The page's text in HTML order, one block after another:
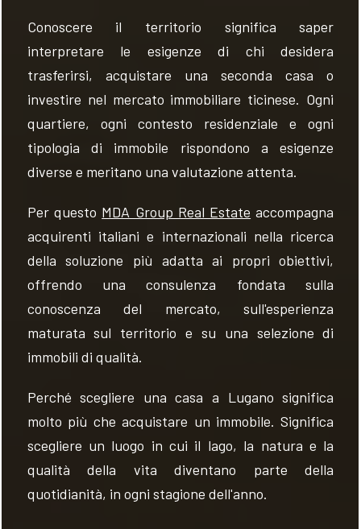
Conoscere il territorio significa saper
interpretare le esigenze di chi desidera
trasferirsi, acquistare una seconda casa o
investire nel mercato immobiliare ticinese. Ogni
quartiere, ogni contesto residenziale e ogni
tipologia di immobile rispondono a esigenze
diverse e meritano una valutazione attenta.
Per questo MDA Group Real Estate accompagna
acquirenti italiani e internazionali nella ricerca
della soluzione più adatta ai propri obiettivi,
offrendo una consulenza fondata sulla
conoscenza del mercato, sull'esperienza
maturata sul territorio e su una selezione di
immobili di qualità.
Perché scegliere una casa a Lugano significa
molto più che acquistare un immobile. Significa
scegliere un luogo in cui il lago, la natura e la
qualità della vita diventano parte della
quotidianità, in ogni stagione dell'anno.